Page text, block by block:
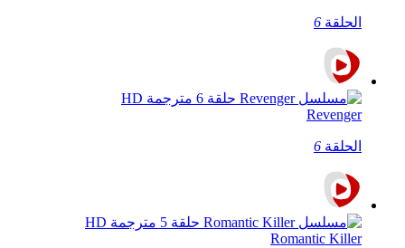
الحلقة 6
Revenger
الحلقة 6
Romantic Killer